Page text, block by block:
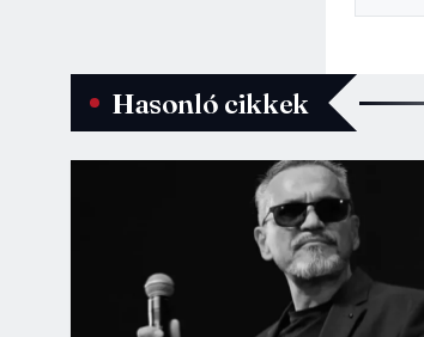
Hasonló cikkek